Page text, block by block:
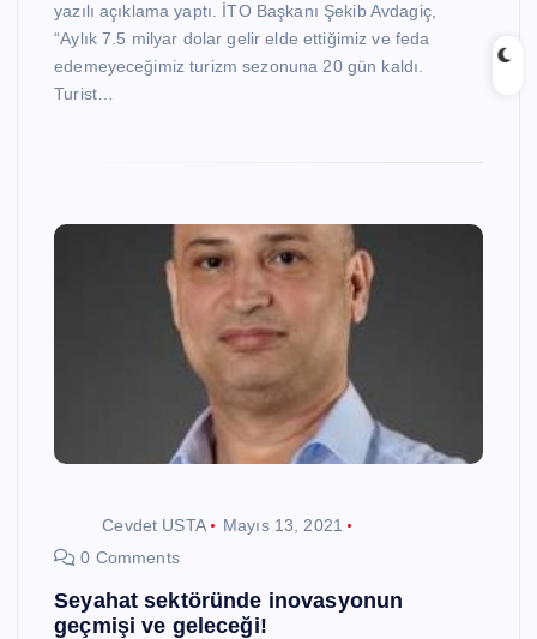
yazılı açıklama yaptı. İTO Başkanı Şekib Avdagiç,
“Aylık 7.5 milyar dolar gelir elde ettiğimiz ve feda
edemeyeceğimiz turizm sezonuna 20 gün kaldı.
Turist…
Cevdet USTA
Mayıs 13, 2021
0 Comments
Seyahat sektöründe inovasyonun
geçmişi ve geleceği!